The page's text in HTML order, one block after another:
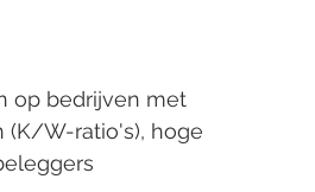
op bedrijven met
(K/W-ratio's), hoge